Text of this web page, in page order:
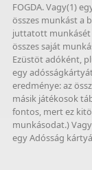
FOGDA. Vagy(1)
összes munkást a
juttatott munkásét
összes saját
Ezüstöt adóként,
egy
eredménye: az
másik játékosok
fontos, mert ez
munkásodat.)
egy Adósság